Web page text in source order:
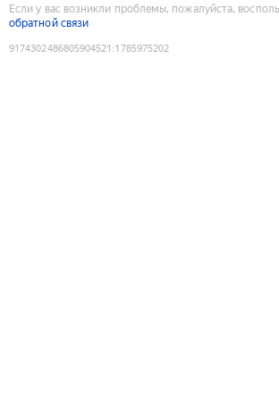
Если у вас возникли проблемы, пожалуйста,
обратной связи
9174302486805904521 :1785975202